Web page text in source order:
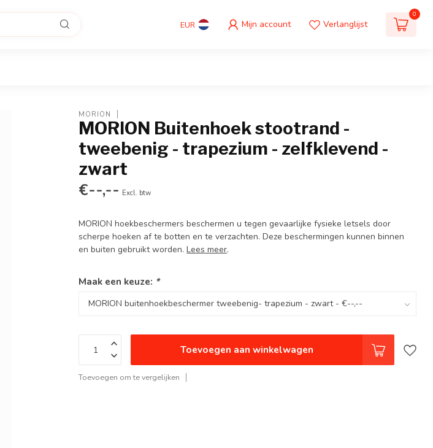
EUR Mijn account Verlanglijst
0
MORION
MORION Buitenhoek stootrand -
tweebenig - trapezium - zelfklevend -
zwart
€--,-- Excl. btw
MORION hoekbeschermers beschermen u tegen gevaarlijke fysieke letsels door
scherpe hoeken af te botten en te verzachten. Deze beschermingen kunnen binnen
en buiten gebruikt worden.Lees meer.
Maak een keuze: *
Toevoegen aan winkelwagen
Toevoegen om te vergelijken